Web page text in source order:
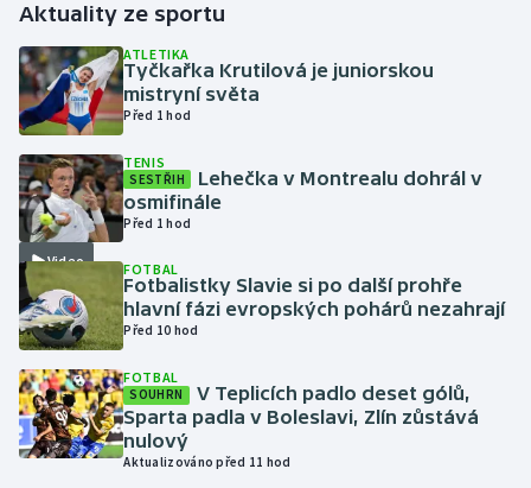
Golf
Gymnastika
Házená
Jezdectví
Judo
Krasobruslení
Lyže a snowboard
Aktuality ze sportu
ATLETIKA
Tyčkařka Krutilová je juniorskou
mistryní světa
Před 1 hod
Video
TENIS
SESTŘIH
Lehečka v Montrealu dohrál v
osmifinále
Před 1 hod
FOTBAL
Fotbalistky Slavie si po další prohře
hlavní fázi evropských pohárů nezahrají
Před 10 hod
FOTBAL
SOUHRN
V Teplicích padlo deset gólů,
Sparta padla v Boleslavi, Zlín zůstává
nulový
Aktualizováno před 11 hod